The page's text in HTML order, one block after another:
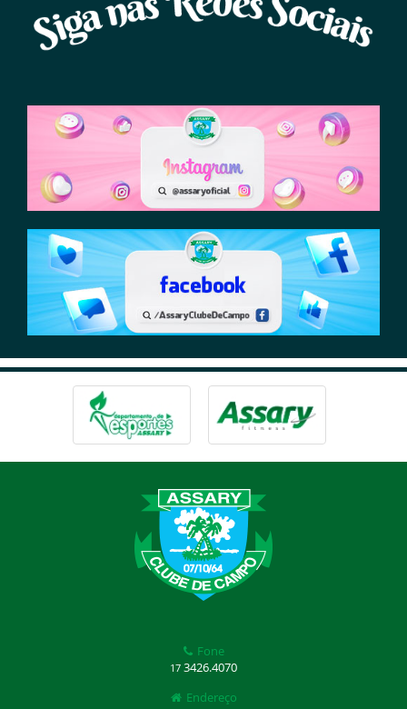
Fone
17 3426.4070
Endereço